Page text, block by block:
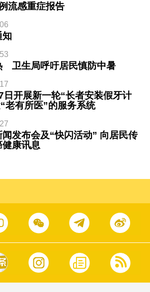
流感重症报告
知
卫生局呼吁居民慎防中暑
日开展新一轮“长者安装假牙计
老有所医”的服务系统
发布会及“快闪活动” 向居民传
康讯息